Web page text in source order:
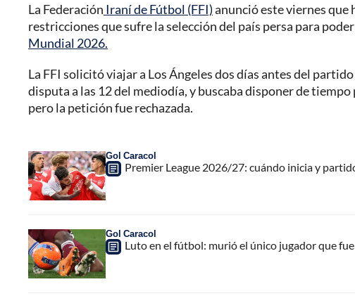
La Federación Iraní de Fútbol (FFI)anunció este viernes que
restricciones que sufre la selección del país persa para
Mundial 2026.
La FFI solicitó viajar a Los Ángeles dos días antes del
disputa a las 12 del mediodía, y buscaba disponer de
pero la petición fue rechazada.
Gol Caracol
Premier League 2026/27: cuándo inicia y
Gol Caracol
Luto en el fútbol: murió el único jugador que